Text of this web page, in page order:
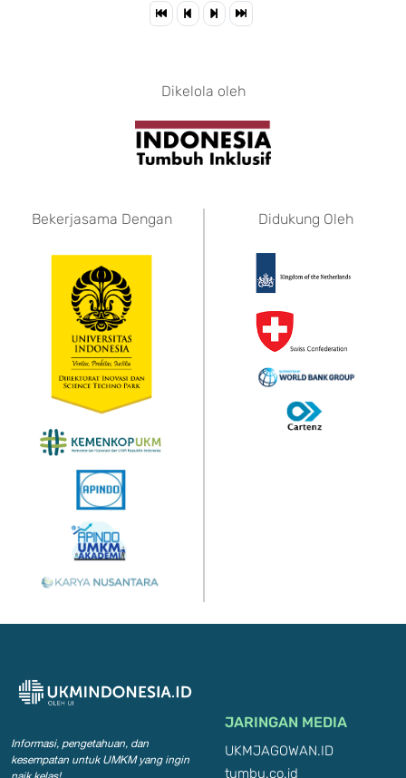
Dikelola oleh
Bekerjasama Dengan Didukung Oleh
Informasi, pengetahuan, dan
kesempatan untuk UMKM yang ingin
JARINGAN MEDIA
UKMJAGOWAN.ID